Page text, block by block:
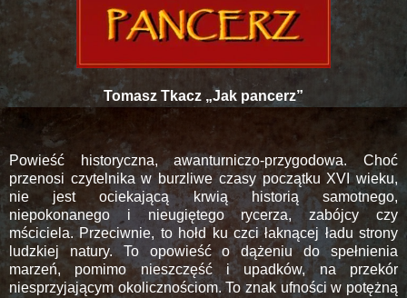
Tomasz Tkacz „Jak pancerz”
Powieść historyczna, awanturniczo-przygodowa. Choć
przenosi czytelnika w burzliwe czasy początku XVI wieku,
nie jest ociekającą krwią historią samotnego,
niepokonanego i nieugiętego rycerza, zabójcy czy
mściciela. Przeciwnie, to hołd ku czci łaknącej ładu strony
ludzkiej natury. To opowieść o dążeniu do spełnienia
marzeń, pomimo nieszczęść i upadków, na przekór
niesprzyjającym okolicznościom. To znak ufności w potężną